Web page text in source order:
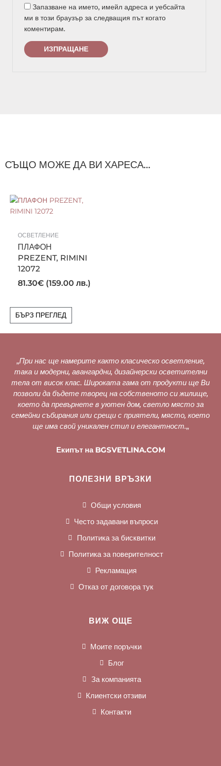
Запазване на името, имейл адреса и уебсайта
ми в този браузър за следващия път когато
коментирам.
СЪЩО МОЖЕ ДА ВИ ХАРЕСА…
ОСВЕТЛЕНИЕ
ПЛАФОН
PREZENT, RIMINI
12072
81.30€ (159.00 лв.)
БЪРЗ ПРЕГЛЕД
„При нас ще намерите както класическо осветление,
така и модерни, авангардни, дизайнерски осветителни
тела от висок клас. Широката гама от продукти ще Ви
позволи да бъдете творец на собственото си жилище,
което да превърнете в уютен дом, светло място за
семейни събирания или срещи с приятели, място, което
ще има свой уникален стил и елегантност.„
Екипът на BGSVETLINA.COM
ПОЛЕЗНИ ВРЪЗКИ
Общи условия
Често задавани въпроси
Политика за бисквитки
Политика за поверителност
Рекламация
Отказ от договора тук
ВИЖ ОЩЕ
Моите поръчки
Блог
За компанията
Клиентски отзиви
Контакти